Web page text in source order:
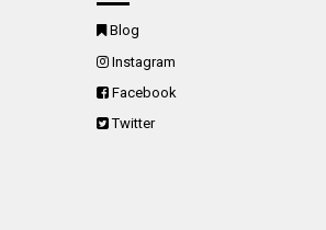
Blog
Instagram
Facebook
Twitter